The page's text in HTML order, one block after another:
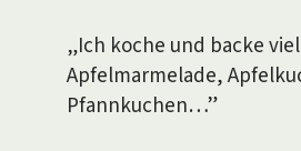
„Ich koche und backe
Apfelmarmelade,
Pfannkuchen…”